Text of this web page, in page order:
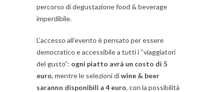
percorso di degustazione food & beverage
imperdibile.
L’accesso all’evento è pensato per essere
democratico e accessibile a tutti i “viaggiatori
del gusto”: ogni piatto avrà un costo di 5
euro, mentre le selezioni diwine & beer
saranno disponibili a 4 euro, con la possibilità